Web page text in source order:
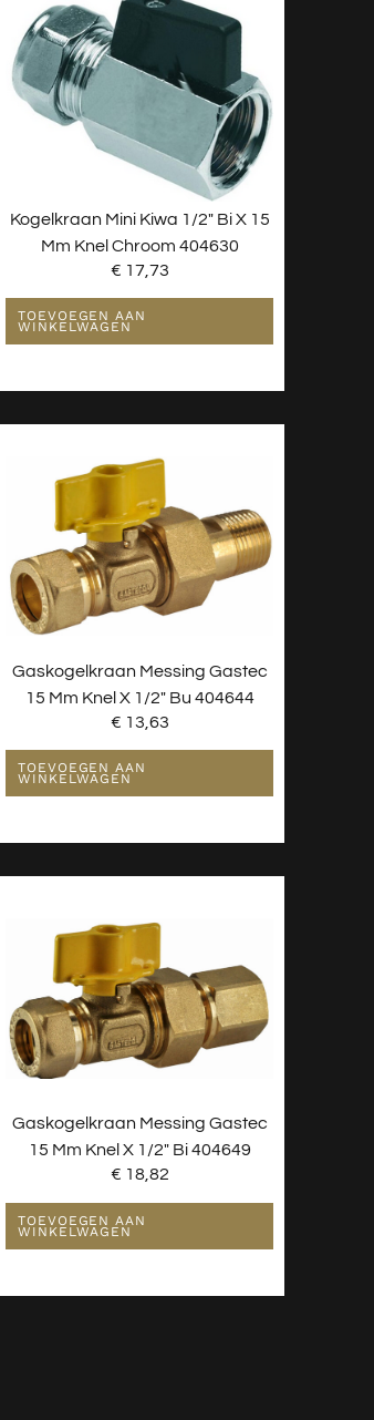
Kogelkraan Mini Kiwa 1/2″ Bi X 15
Mm Knel Chroom 404630
€ 17,73
TOEVOEGEN AAN
WINKELWAGEN
Gaskogelkraan Messing Gastec
15 Mm Knel X 1/2″ Bu 404644
€ 13,63
TOEVOEGEN AAN
WINKELWAGEN
Gaskogelkraan Messing Gastec
15 Mm Knel X 1/2″ Bi 404649
€ 18,82
TOEVOEGEN AAN
WINKELWAGEN